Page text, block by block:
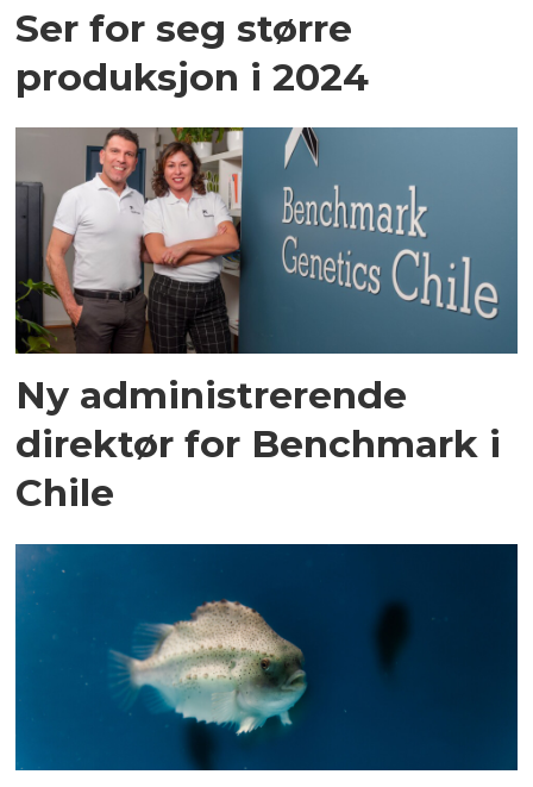
Ser for seg større
produksjon i 2024
Ny administrerende
direktør for Benchmark i
Chile